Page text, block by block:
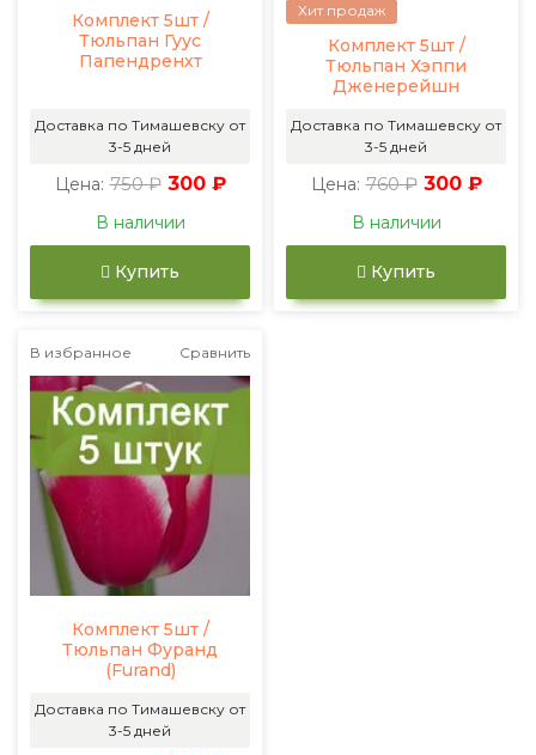
Комплект 5шт /
Тюльпан Гуус
Папендренхт
Доставка по Тимашевску от
3-5 дней
Цена: 750 ₽ 300 ₽
В наличии
Купить
Хит продаж
Комплект 5шт /
Тюльпан Хэппи
Дженерейшн
Доставка по Тимашевску от
3-5 дней
Цена: 760 ₽ 300 ₽
В наличии
Купить
В избранное Сравнить
Комплект 5шт /
Тюльпан Фуранд
(Furand)
Доставка по Тимашевску от
3-5 дней